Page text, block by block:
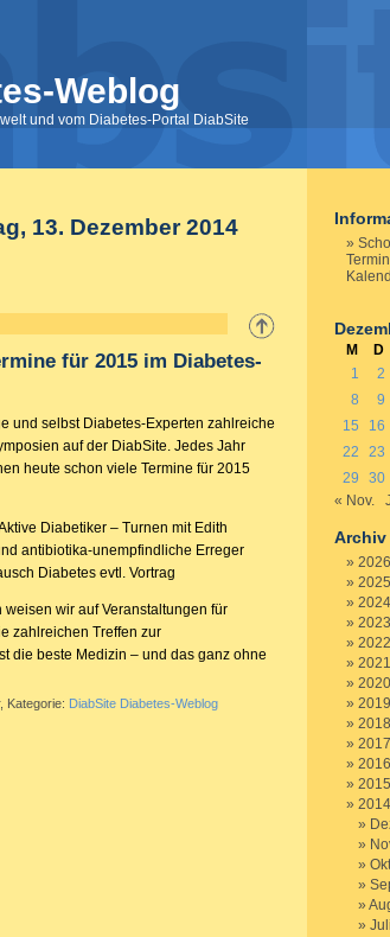
Weblog
und vom Diabetes-Portal DiabSite
13. Dezember 2014
für 2015 im Diabetes-
und selbst Diabetes-Experten zahlreiche
auf der DiabSite. Jedes Jahr
heute schon viele Termine für 2015
Diabetiker – Turnen mit Edith
antibiotika-unempfindliche Erreger
Diabetes evtl. Vortrag
wir auf Veranstaltungen für
zahlreichen Treffen zur
die beste Medizin – und das ganz ohne
Kategorie: DiabSite Diabetes-Weblog
M D
1
2
8
9
15
16
22
23
29
30
« Nov.
Archiv
2026
2025
2024
2023
2022
2021
2020
2019
2018
2017
2016
2015
2014